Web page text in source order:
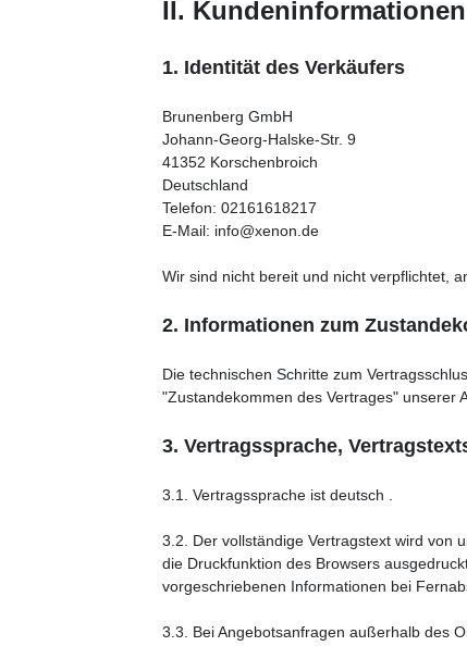
II. Kundeninformationen
1. Identität des Verkäufers
Brunenberg GmbH
Johann-Georg-Halske-Str. 9
41352 Korschenbroich
Deutschland
Telefon: 02161618217
E-Mail: info@xenon.de
Wir sind nicht bereit und nicht verpflichtet,
2. Informationen zum
Die technischen Schritte zum
"Zustandekommen des Vertrages" unserer
3. Vertragssprache,
3.1. Vertragssprache ist deutsch .
3.2. Der vollständige Vertragstext wird von
die Druckfunktion des Browsers
vorgeschriebenen Informationen bei
3.3. Bei Angebotsanfragen außerhalb des